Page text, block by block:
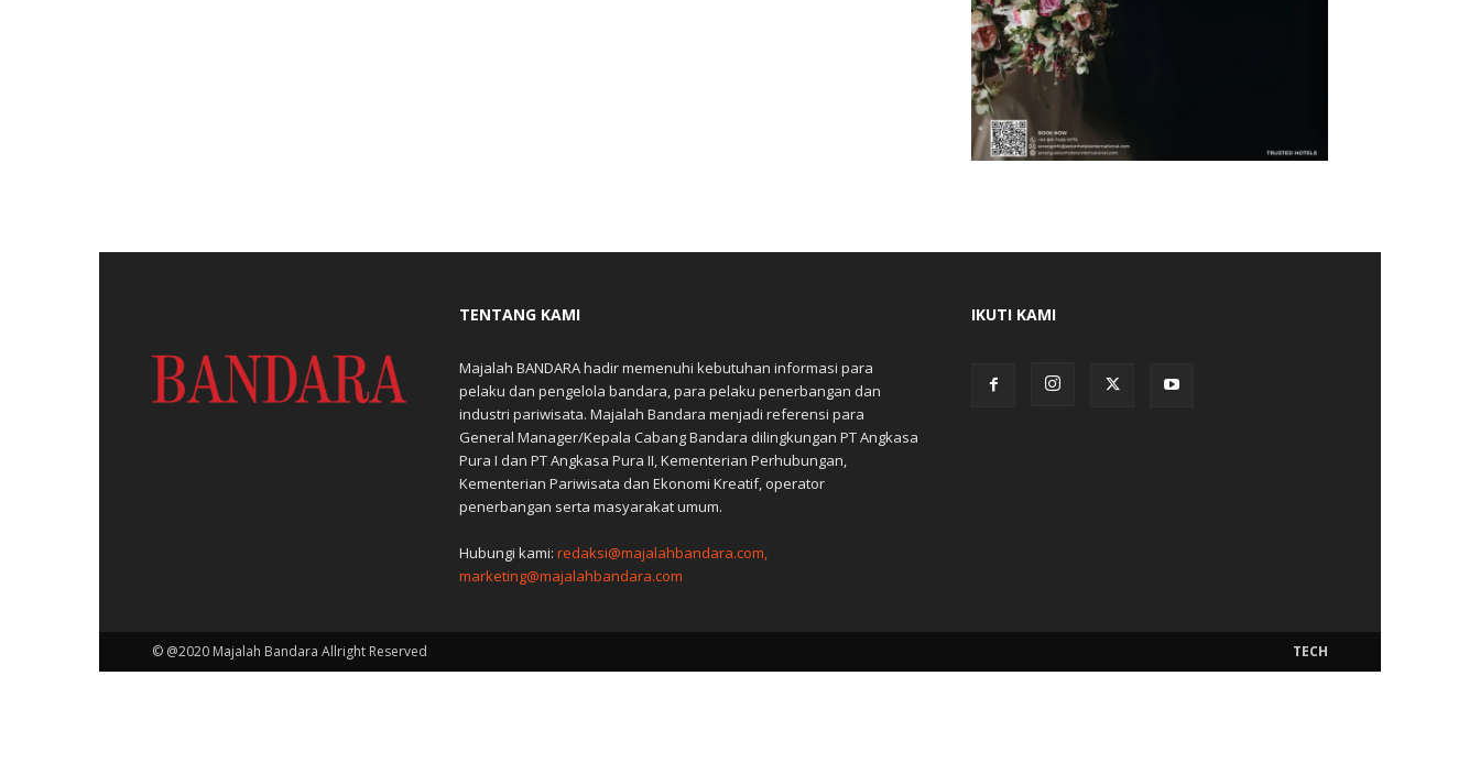
TENTANG KAMI
Majalah BANDARA hadir memenuhi kebutuhan informasi para
pelaku dan pengelola bandara, para pelaku penerbangan dan
industri pariwisata. Majalah Bandara menjadi referensi para
General Manager/Kepala Cabang Bandara dilingkungan PT Angkasa
Pura I dan PT Angkasa Pura II, Kementerian Perhubungan,
Kementerian Pariwisata dan Ekonomi Kreatif, operator
penerbangan serta masyarakat umum.
Hubungi kami: redaksi@majalahbandara.com,
marketing@majalahbandara.com
IKUTI KAMI
TECH
© @2020 Majalah Bandara Allright Reserved